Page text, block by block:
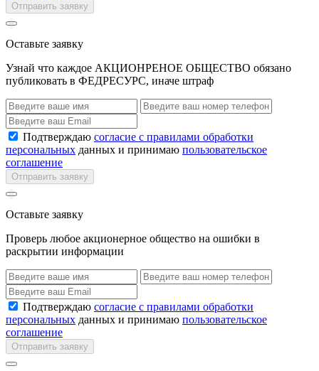
Отправить заявку
Оставьте заявку
Узнай что каждое АКЦИОНРЕНОЕ ОБЩЕСТВО обязано
публиковать в ФЕДРЕСУРС, иначе штраф
Подтверждаю согласие с правилами обработки
персональных данных и принимаю пользовательское
соглашение
Отправить заявку
Оставьте заявку
Проверь любое акционерное общество на ошибки в
раскрытии информации
Подтверждаю согласие с правилами обработки
персональных данных и принимаю пользовательское
соглашение
Отправить заявку